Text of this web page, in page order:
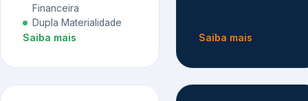
Financeira
Dupla Materialidade
Saiba mais
Saiba mais